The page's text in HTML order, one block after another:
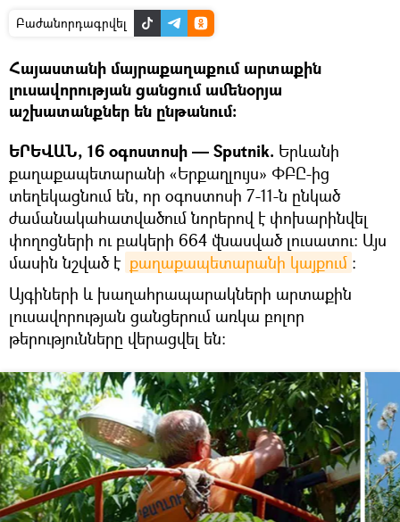
Բաժանորդագրվել
Հայաստանի մայրաքաղաքում արտաքին
լուսավորության ցանցում ամենօրյա
աշխատանքներ են ընթանում։
ԵՐԵՎԱՆ, 16 օգոստոսի — Sputnik. Երևանի
քաղաքապետարանի «Երքաղլույս» ՓԲԸ-ից
տեղեկացնում են, որ օգոստոսի 7-11-ն ընկած
ժամանակահատվածում նորերով է փոխարինվել
փողոցների ու բակերի 664 վնասված լուսատու: Այս
մասին նշված է քաղաքապետարանի կայքում ։
Այգիների և խաղահրապարակների արտաքին
լուսավորության ցանցերում առկա բոլոր
թերությունները վերացվել են: